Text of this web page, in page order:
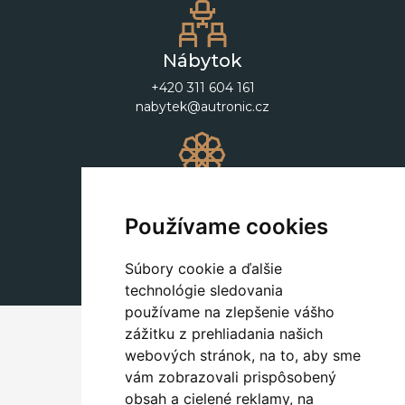
Používame cookies
Súbory cookie a ďalšie
technológie sledovania
používame na zlepšenie vášho
zážitku z prehliadania našich
webových stránok, na to, aby sme
vám zobrazovali prispôsobený
obsah a cielené reklamy, na
Nábytok
+420 311 604 161
nabytek@autronic.cz
+420 311 604 182
dekorace@autronic.cz